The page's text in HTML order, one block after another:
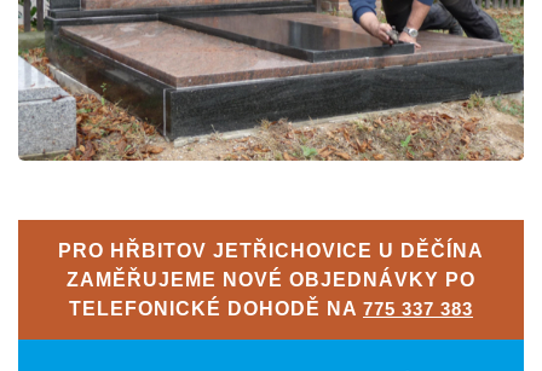
PRO HŘBITOV JETŘICHOVICE U DĚČÍNA
ZAMĚŘUJEME NOVÉ OBJEDNÁVKY PO
TELEFONICKÉ DOHODĚ NA 775 337 383